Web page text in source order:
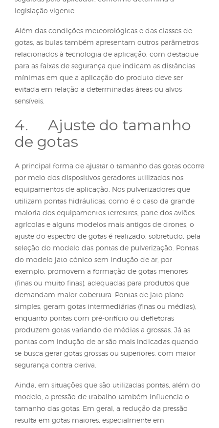
essas condições favorecem tanto o carregamento
aplicações com ventos inferiores a 2 km/h ou sem
presença também podem promover perda de
menores, devido ao potencial de ocorrência de
térmica ou correntes acedentes, que dificultam a
deposição das gotas.
totalmente ajustável por meio da seleção da
pulverização ou do ajuste em bicos rotativos. De
deslocamento pelo vento e à evaporação devido
maior peso e volume. Já gotas muito pequenas,
proporcionem melhor cobertura, exigem rigoroso
controle das condições de aplicação para
perdas. Dessa forma, o sucesso de uma
depende do equilíbrio entre deposição adequada
redução das perdas, este fundamentado na
apropriada da tecnologia de geração de gotas e
monitoramento constante das condições
Embora existam recomendações gerais sobre as
condições meteorológicas e as classes de gotas
adequadas para as aplicações, é fundamental
que cada defensivo agrícola possui informações
específicas estabelecidas em bula. Essas
seguidas pelo aplicador, conforme determina a
legislação vigente.
Além das condições meteorológicas e das classes